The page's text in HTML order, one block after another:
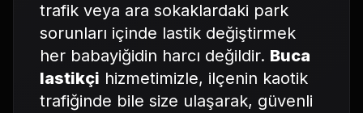
trafik veya ara sokaklardaki park
sorunları içinde lastik değiştirmek
her babayiğidin harcı değildir. Buca
lastikçi hizmetimizle, ilçenin kaotik
trafiğinde bile size ulaşarak, güvenli